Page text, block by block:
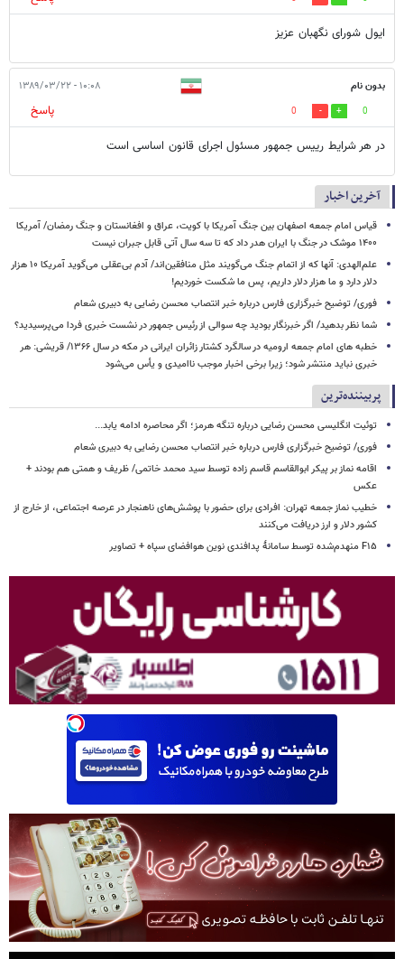
ایول شورای نگهبان عزیز
بدون نام ۱۰:۰۸ - ۱۳۸۹/۰۳/۲۲
0
0
پاسخ
در هر شرایط رییس جمهور مسئول اجرای قانون اساسی است
آخرین اخبار
قیاس امام جمعه اصفهان بین جنگ آمریکا با کویت، عراق و افغانستان و جنگ رمضان/ آمریکا
۱۴۰۰ موشک در جنگ با ایران هدر داد که تا سه سال آتی قابل جبران نیست
علم‌الهدی: آنها که از اتمام جنگ می‌گویند مثل منافقین‌اند/ آدم بی‌عقلی می‌گوید آمریکا ۱۰ هزار
دلار دارد و ما هزار دلار داریم، پس ما شکست خوردیم!
فوری/ توضیح خبرگزاری فارس درباره خبر انتصاب محسن رضایی به دبیری شعام
شما نظر بدهید/ اگر خبرنگار بودید چه سوالی از رئیس جمهور در نشست خبری فردا می‌پرسیدید؟
خطبه های امام جمعه ارومیه در سالگرد کشتار زائران ایرانی در مکه در سال ۱۳۶۶/ قریشی: هر
خبری نباید منتشر شود؛ زیرا برخی اخبار موجب ناامیدی و یأس می‌شود
پربیننده‌ترین
توئیت انگلیسی محسن رضایی درباره تنگه هرمز؛ اگر محاصره ادامه یابد...
فوری/ توضیح خبرگزاری فارس درباره خبر انتصاب محسن رضایی به دبیری شعام
اقامه نماز بر پیکر ابوالقاسم قاسم زاده توسط سید محمد خاتمی/ ظریف و همتی هم بودند +
عکس
خطیب نماز جمعه تهران: افرادی برای حضور با پوشش‌های ناهنجار در عرصه اجتماعی، از خارج از
کشور دلار و ارز دریافت می‌کنند
F۱۵ منهدم‌شده توسط سامانۀ پدافندی نوین هوافضای سپاه + تصاویر